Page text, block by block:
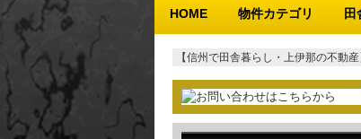
HOME 物件カテゴリ 田
【信州で田舎暮らし・上伊那の不動